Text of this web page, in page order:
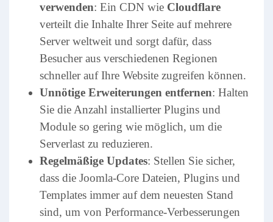
verwenden: Ein CDN wie Cloudflare
verteilt die Inhalte Ihrer Seite auf mehrere
Server weltweit und sorgt dafür, dass
Besucher aus verschiedenen Regionen
schneller auf Ihre Website zugreifen können.
Unnötige Erweiterungen entfernen: Halten
Sie die Anzahl installierter Plugins und
Module so gering wie möglich, um die
Serverlast zu reduzieren.
Regelmäßige Updates: Stellen Sie sicher,
dass die Joomla-Core Dateien, Plugins und
Templates immer auf dem neuesten Stand
sind, um von Performance-Verbesserungen